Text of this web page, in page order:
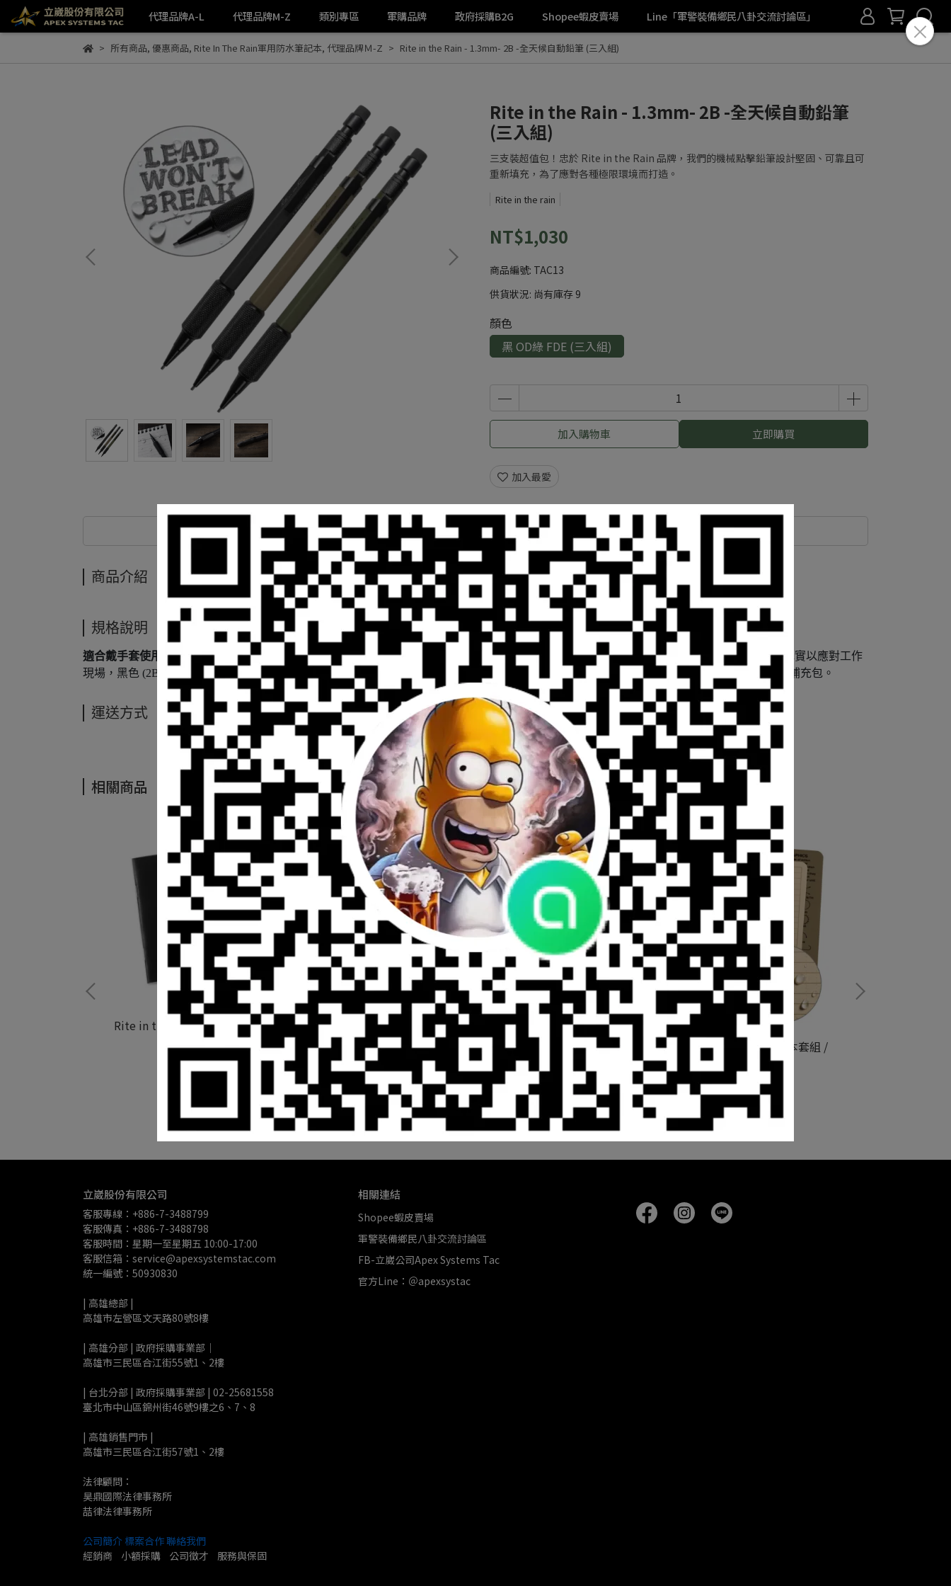
代理品牌A-L 代理品牌M-Z 類別專區 軍購品牌 政府採購B2G Shopee蝦皮賣場 Line「軍警裝備鄉民八卦交流討論區」
所有商品, 優惠商品, Rite In The Rain軍用防水筆記本, 代理品牌Ｍ-Z Rite in the Rain - 1.3mm- 2B -全天候自動鉛筆 (三入組)
Rite in the Rain - 1.3mm- 2B -全天候自動鉛筆
(三入組)
三支裝超值包！忠於 Rite in the Rain 品牌，我們的機械點擊鉛筆設計堅固、可靠且可
重新填充，為了應對各種極限環境而打造。
Rite in the rain
NT$1,030
商品編號: TAC13
供貨狀況: 尚有庫存 9
顏色
黑 OD綠 FDE (三入組)
加入購物車 立即購買
加入最愛
商品介紹 規格說明 運送方式
商品介紹
規格說明
適合戴手套使用 - 顆粒狀金屬握把和單手點擊式鉛芯推進設計，方便戴手套操作。 工作現場準備好鉛芯- 足夠細緻以便記錄細節，同時也足夠厚實以應對工作
現場，黑色 (2B) 1.3mm 鉛芯準備好應對各種任務。
- 只需將一根鉛芯放入螺旋型橡皮擦蓋下方即可。提供厚鉛芯和潔淨橡皮擦的補充包。
運送方式
相關商品
Rite in the Rain - 裝訂筆記本 3.25"X4.625"
一組三入
Undated
NT$720
加入購物車
Rite in the Rain - 戰術活頁筆記本套組 /
Tactical Ring Binder Kit
NT$4,580
加入購物車
立崴股份有限公司
客服專線：+886-7-3488799
客服傳真：+886-7-3488798
客服時間：星期一至星期五 10:00-17:00
客服信箱：service@apexsystemstac.com
統一編號：50930830
| 高雄總部 |
高雄市左營區文天路80號8樓
| 高雄分部 | 政府採購事業部｜
高雄市三民區合江街55號1、2樓
| 台北分部 | 政府採購事業部 | 02-25681558
臺北市中山區錦州街46號9樓之6、7、8
| 高雄銷售門市 |
高雄市三民區合江街57號1、2樓
法律顧問：
昊鼎國際法律事務所
喆律法律事務所
公司簡介 標案合作聯絡我們
經銷商    小額採購    公司徵才    服務與保固
相關連結
Shopee蝦皮賣場
軍警裝備鄉民八卦交流討論區
FB-立崴公司Apex Systems Tac
官方Line：＠apexsystac